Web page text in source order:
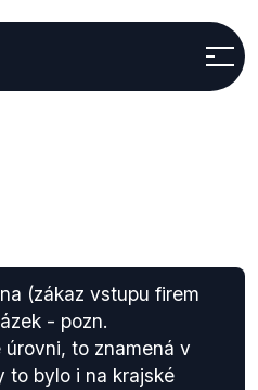
(zákaz vstupu firem
- pozn.
to znamená v
to bylo i na krajské